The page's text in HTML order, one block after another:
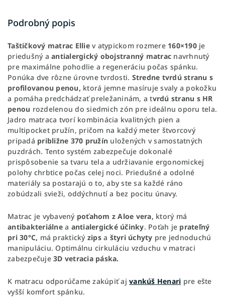
Podrobný popis
Taštičkový matrac Elliev atypickom rozmere 160×190je
priedušný a antialergický obojstranný matrac navrhnutý
pre maximálne pohodlie a regeneráciu počas spánku.
Ponúka dve rôzne úrovne tvrdosti. Stredne tvrdú stranu s
profilovanou penou, ktorá jemne masíruje svaly a pokožku
a pomáha predchádzať preležaninám, a tvrdú stranu s HR
penou rozdelenou do siedmich zón pre ideálnu oporu tela.
Jadro matraca tvorí kombinácia kvalitných pien a
multipocket pružín, pričom na každý meter štvorcový
pripadá približne 370 pružín uložených v samostatných
puzdrách. Tento systém zabezpečuje dokonalé
prispôsobenie sa tvaru tela a udržiavanie ergonomickej
polohy chrbtice počas celej noci. Priedušné a odolné
materiály sa postarajú o to, aby ste sa každé ráno
zobúdzali svieži, oddýchnutí a bez pocitu únavy.
Matrac je vybavený poťahom z Aloe vera, ktorý má
antibakteriálnea antialergické účinky. Poťah je prateľný
pri 30°C, má praktický zipsa štyri úchyty pre jednoduchú
manipuláciu. Optimálnu cirkuláciu vzduchu v matraci
zabezpečuje 3D vetracia páska.
K matracu odporúčame zakúpiť aj vankúš Henari pre ešte
vyšší komfort spánku.